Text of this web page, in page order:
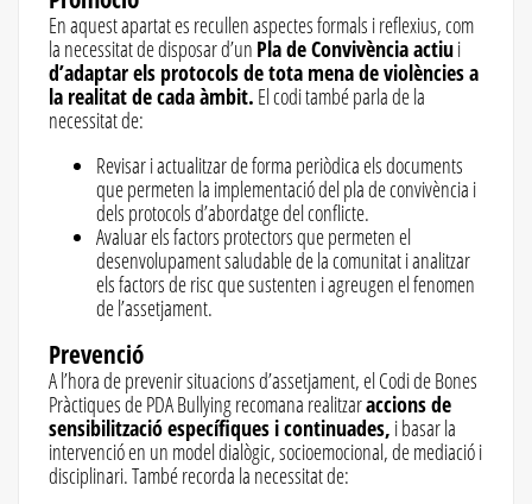
En aquest apartat es recullen aspectes formals i reflexius, com
la necessitat de disposar d’un Pla de Convivència actiui
d’adaptar els protocols de tota mena de violències a
la realitat de cada àmbit. El codi també parla de la
necessitat de:
Revisar i actualitzar de forma periòdica els documents
que permeten la implementació del pla de convivència i
dels protocols d’abordatge del conflicte.
Avaluar els factors protectors que permeten el
desenvolupament saludable de la comunitat i analitzar
els factors de risc que sustenten i agreugen el fenomen
de l’assetjament.
Prevenció
A l’hora de prevenir situacions d’assetjament, el Codi de Bones
Pràctiques de PDA Bullying recomana realitzaraccions de
sensibilització específiques i continuades, i basar la
intervenció en un model dialògic, socioemocional, de mediació i
disciplinari. També recorda la necessitat de: